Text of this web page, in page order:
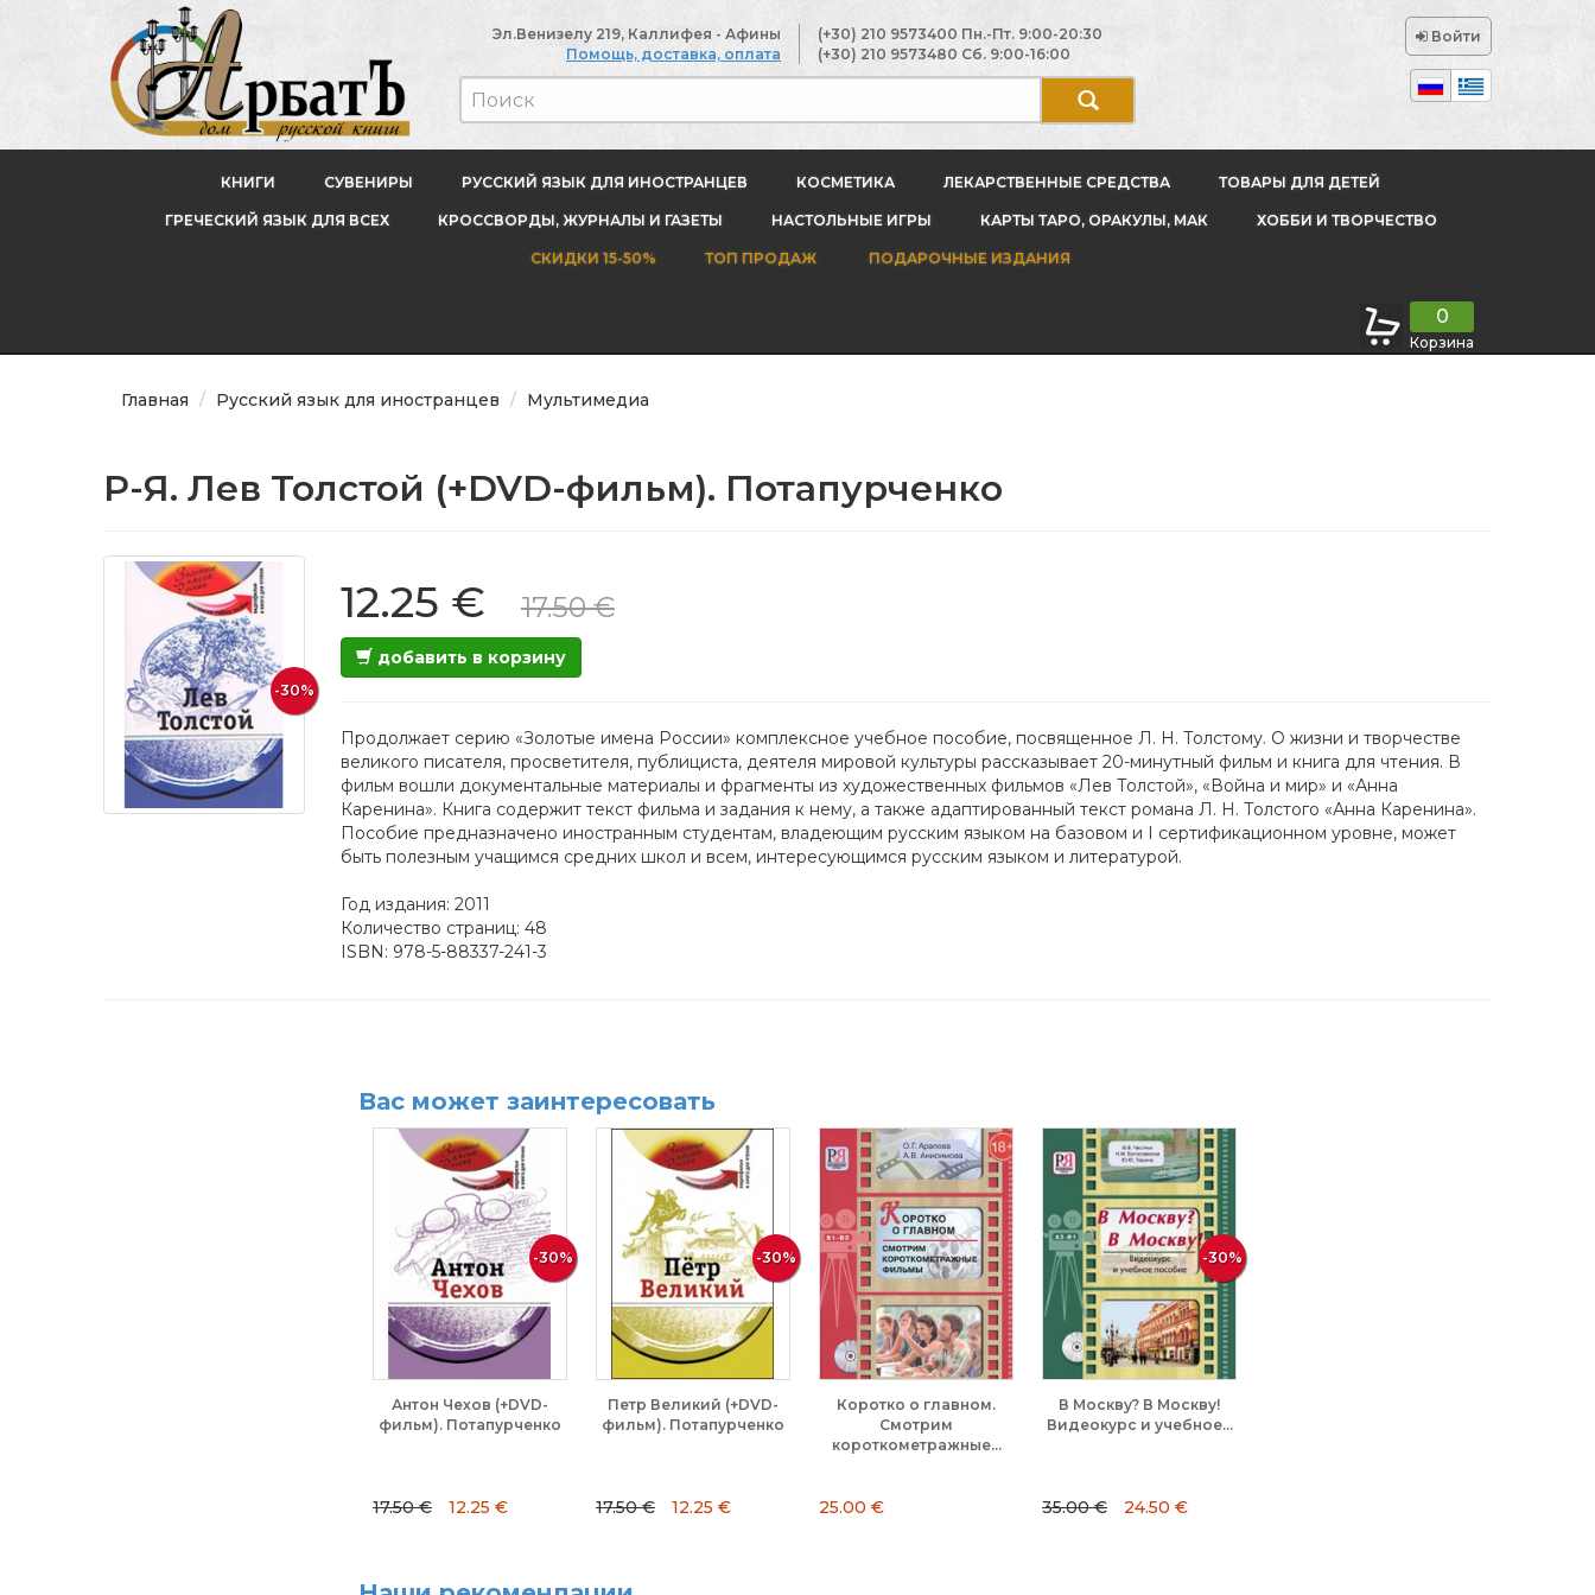
Эл.Венизелу 219, Каллифея - Афины
Помощь, доставка, оплата
(+30) 210 9573400 Пн.-Пт. 9:00-20:30
(+30) 210 9573480 Сб. 9:00-16:00
Войти
КНИГИ СУВЕНИРЫ РУССКИЙ ЯЗЫК ДЛЯ ИНОСТРАНЦЕВ КОСМЕТИКА ЛЕКАРСТВЕННЫЕ СРЕДСТВА ТОВАРЫ ДЛЯ ДЕТЕЙ
ГРЕЧЕСКИЙ ЯЗЫК ДЛЯ ВСЕХ КРОССВОРДЫ, ЖУРНАЛЫ И ГАЗЕТЫ НАСТОЛЬНЫЕ ИГРЫ КАРТЫ ТАРО, ОРАКУЛЫ, МАК ХОББИ И ТВОРЧЕСТВО
СКИДКИ 15-50% ТОП ПРОДАЖ ПОДАРОЧНЫЕ ИЗДАНИЯ
0
Корзина
Главная Русский язык для иностранцев Мультимедиа
Р-Я. Лев Толстой (+DVD-фильм). Потапурченко
-30%
12.25 € 17.50 €
добавить в корзину
Продолжает серию «Золотые имена России» комплексное учебное пособие, посвященное Л. Н. Толстому. О жизни и творчестве
великого писателя, просветителя, публициста, деятеля мировой культуры рассказывает 20-минутный фильм и книга для чтения. В
фильм вошли документальные материалы и фрагменты из художественных фильмов «Лев Толстой», «Война и мир» и «Анна
Каренина». Книга содержит текст фильма и задания к нему, а также адаптированный текст романа Л. Н. Толстого «Анна Каренина».
Пособие предназначено иностранным студентам, владеющим русским языком на базовом и I сертификационном уровне, может
быть полезным учащимся средних школ и всем, интересующимся русским языком и литературой.
Год издания: 2011
Количество страниц: 48
ISBN: 978-5-88337-241-3
Вас может заинтересовать
Антон Чехов (+DVD-
фильм). Потапурченко
17.50 € 12.25 €
-30%
Петр Великий (+DVD-
фильм). Потапурченко
17.50 € 12.25 €
-30%
Коротко о главном.
Смотрим
короткометражные...
25.00 €
В Москву? В Москву!
Видеокурс и учебное...
35.00 € 24.50 €
-30%